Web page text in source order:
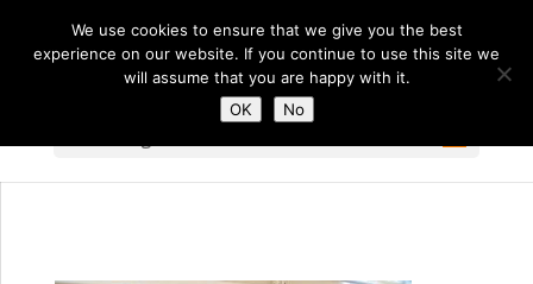
We use cookies to ensure that we give you the best
experience on our website. If you continue to use this site we
will assume that you are happy with it.
OK
No